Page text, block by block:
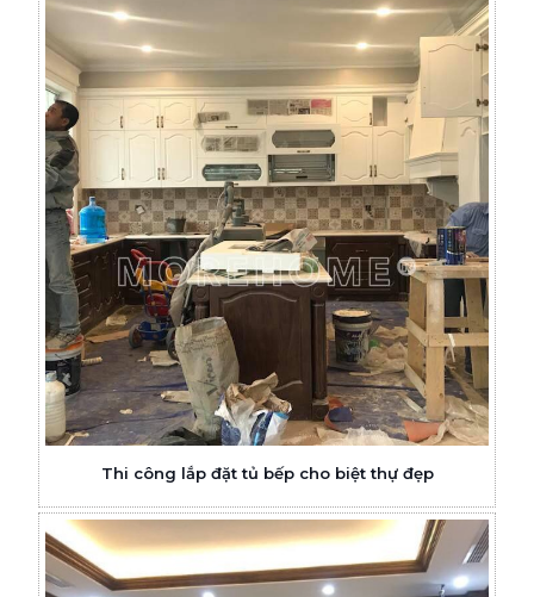
Thi công lắp đặt tủ bếp cho biệt thự đẹp